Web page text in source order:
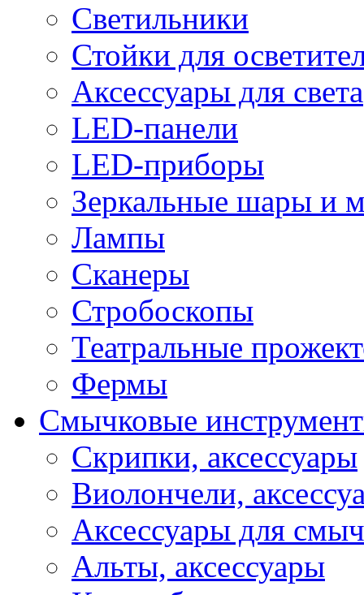
Светильники
Стойки для
Аксессуары для света
LED-панели
LED-приборы
Зеркальные шары и
Лампы
Сканеры
Стробоскопы
Театральные
Фермы
Смычковые
Скрипки, аксессуары
Виолончели,
Аксессуары для
Альты, аксессуары